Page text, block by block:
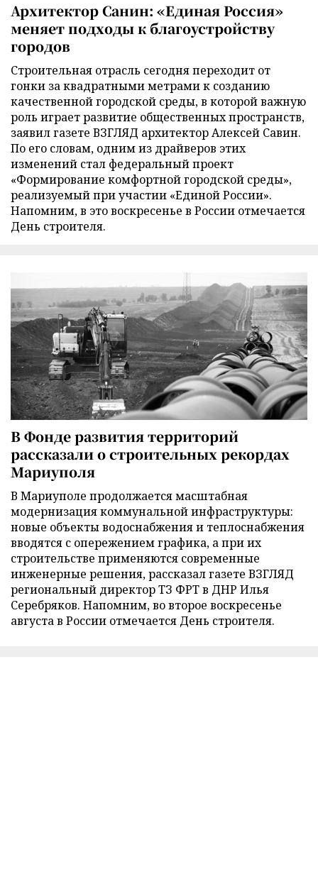
Архитектор Санин: «Единая Россия»
меняет подходы к благоустройству
городов
Строительная отрасль сегодня переходит от
гонки за квадратными метрами к созданию
качественной городской среды, в которой важную
роль играет развитие общественных пространств,
заявил газете ВЗГЛЯД архитектор Алексей Савин.
По его словам, одним из драйверов этих
изменений стал федеральный проект
«Формирование комфортной городской среды»,
реализуемый при участии «Единой России».
Напомним, в это воскресенье в России отмечается
День строителя.
В Фонде развития территорий
рассказали о строительных рекордах
Мариуполя
В Мариуполе продолжается масштабная
модернизация коммунальной инфраструктуры:
новые объекты водоснабжения и теплоснабжения
вводятся с опережением графика, а при их
строительстве применяются современные
инженерные решения, рассказал газете ВЗГЛЯД
региональный директор ТЗ ФРТ в ДНР Илья
Серебряков. Напомним, во второе воскресенье
августа в России отмечается День строителя.